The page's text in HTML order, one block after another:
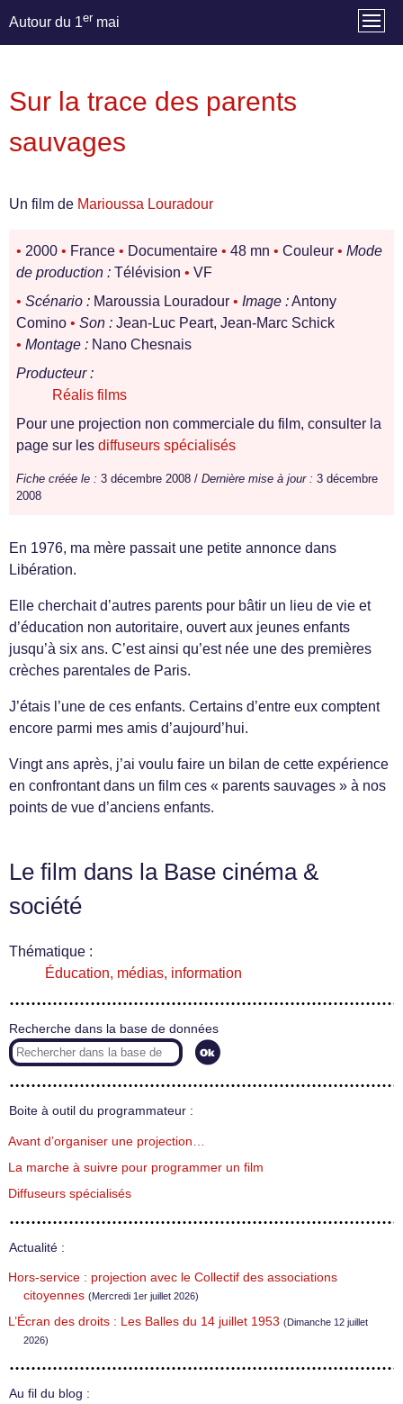
Autour du 1er mai
Sur la trace des parents
sauvages
Un film de Marioussa Louradour
• 2000 • France • Documentaire • 48 mn • Couleur • Mode
de production : Télévision • VF
• Scénario : Maroussia Louradour • Image :Antony
Comino • Son : Jean-Luc Peart, Jean-Marc Schick
• Montage : Nano Chesnais
Producteur :
Réalis films
Pour une projection non commerciale du film, consulter la
page sur les diffuseurs spécialisés
Fiche créée le : 3 décembre 2008 / Dernière mise à jour : 3 décembre
2008
En 1976, ma mère passait une petite annonce dans
Libération.
Elle cherchait d’autres parents pour bâtir un lieu de vie et
d’éducation non autoritaire, ouvert aux jeunes enfants
jusqu’à six ans. C’est ainsi qu’est née une des premières
crèches parentales de Paris.
J’étais l’une de ces enfants. Certains d’entre eux comptent
encore parmi mes amis d’aujourd’hui.
Vingt ans après, j’ai voulu faire un bilan de cette expérience
en confrontant dans un film ces « parents sauvages » à nos
points de vue d’anciens enfants.
Le film dans la Base cinéma &
société
Thématique :
Éducation, médias, information
Recherche dans la base de données
Boite à outil du programmateur :
Avant d’organiser une projection…
La marche à suivre pour programmer un film
Diffuseurs spécialisés
Actualité :
Hors-service : projection avec le Collectif des associations
citoyennes (Mercredi 1er juillet 2026)
L’Écran des droits : Les Balles du 14 juillet 1953 (Dimanche 12 juillet
2026)
Au fil du blog :